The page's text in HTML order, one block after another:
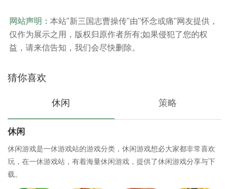
网站声明： 本站"新三国志曹操传"由"怀念或痛"网友提供，
仅作为展示之用，版权归原作者所有;如果侵犯了您的权
益，请来信告知，我们会尽快删除。
猜你喜欢
休闲 策略
休闲
休闲游戏是一休游戏站的游戏分类，休闲游戏想必大家都非常喜欢
玩，在一休游戏站，有着海量休闲游戏，提供了休闲游戏分享与下
载。